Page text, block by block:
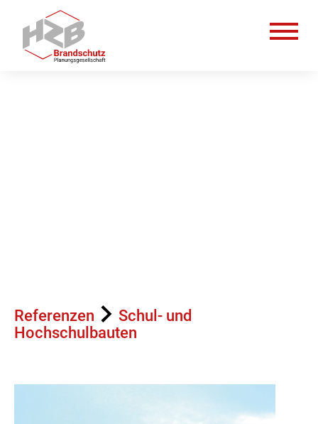
Team
Referenzen
Schul- und
Hochschulbauten